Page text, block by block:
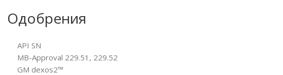
Одобрения
API SN
MB-Approval 229.51, 229.52
GM dexos2™